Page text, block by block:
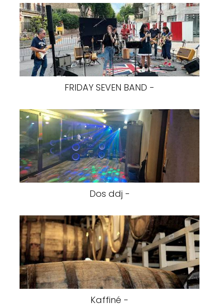
FRIDAY SEVEN BAND -
Dos ddj -
Kaffiné -